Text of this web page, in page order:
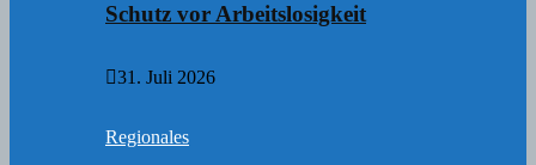
Schutz vor Arbeitslosigkeit
31. Juli 2026
Regionales